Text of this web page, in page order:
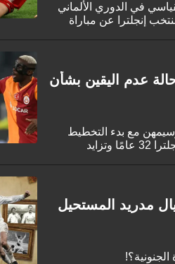
في الدوري الألماني
إنجلترا عن مباراة
غياب اللاعب البالغ
عدم اليقين بشأن
مع بدء التخطيط
لمرحلة ما بعد هاري كين. مع بلوغ قائد منتخب إنجلترا 32 عامًا وتزايد
على ضم النجم النيجيري
مدريد المستحيل